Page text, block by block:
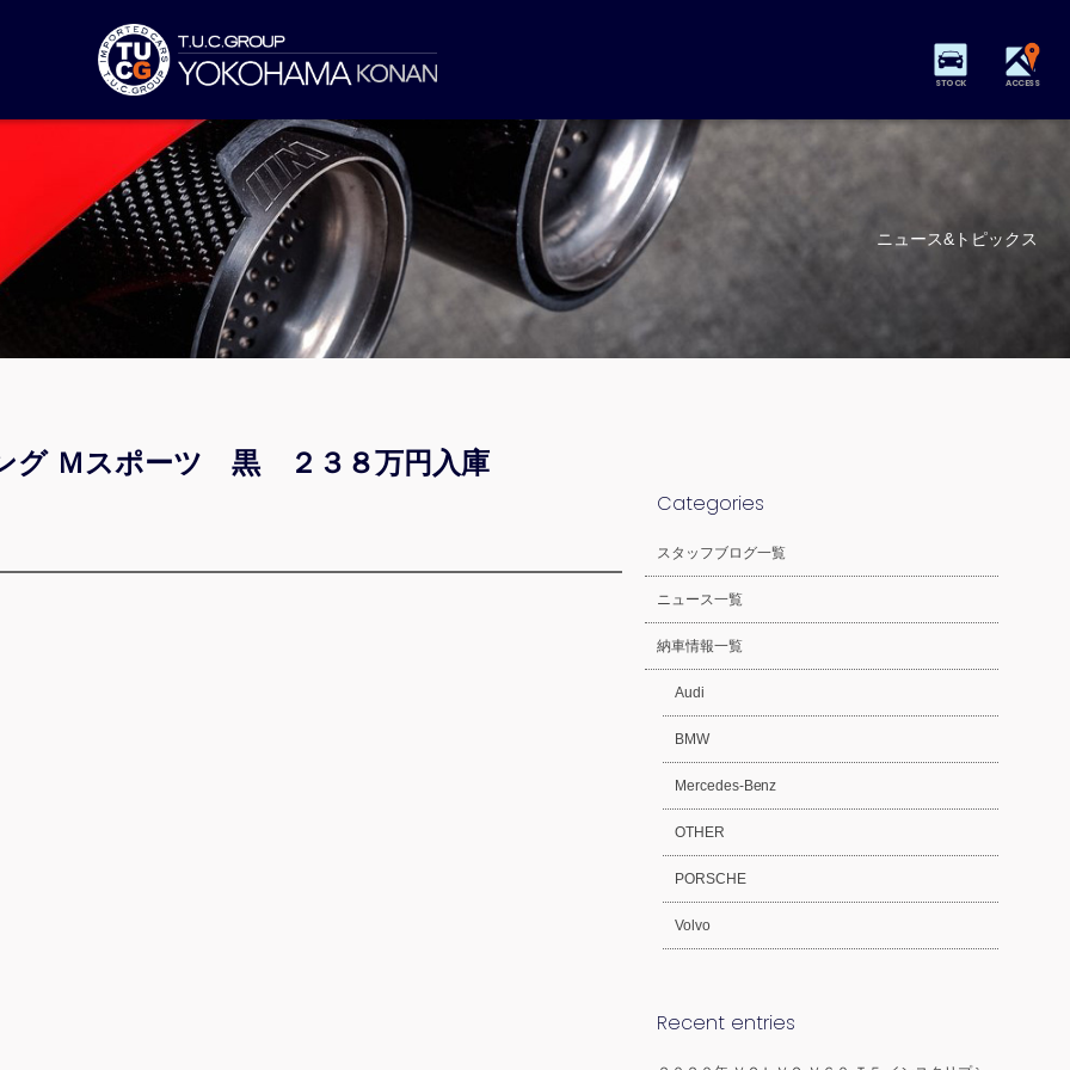
STOCK ACCESS
ニュース&トピックス
グ Ｍスポーツ 黒 ２３８万円入庫
Categories
スタッフブログ一覧
ニュース一覧
納車情報一覧
Audi
BMW
Mercedes-Benz
OTHER
PORSCHE
Volvo
Recent entries